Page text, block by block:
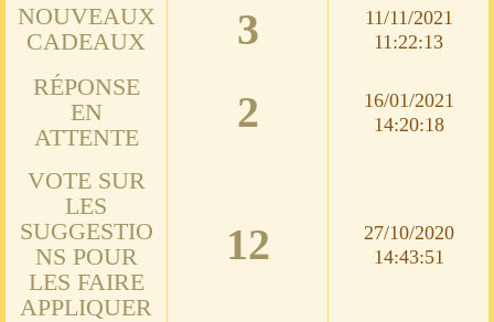
NOUVEAUX
CADEAUX
3
11/11/2021
11:22:13
RÉPONSE
EN
ATTENTE
2
16/01/2021
14:20:18
VOTE SUR
LES
SUGGESTIO
NS POUR
LES FAIRE
APPLIQUER
12
27/10/2020
14:43:51